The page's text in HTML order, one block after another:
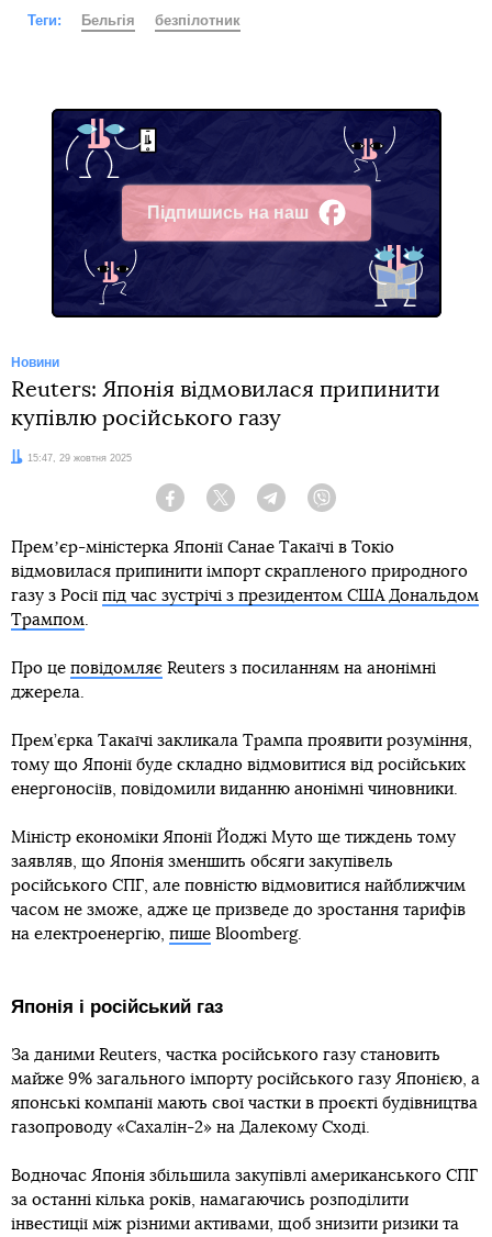
Теги: Бельгія безпілотник
Підпишись на наш
Facebook
Новини
Reuters: Японія відмовилася припинити
купівлю російського газу
Дата:15:47, 29 жовтня 2025
Facebook Twitter Telegram
Премʼєр-міністерка Японії Санае Такаїчі в Токіо
відмовилася припинити імпорт скрапленого природного
газу з Росії під час зустрічі з президентом США Дональдом
Трампом.
Про це повідомляє Reuters з посиланням на анонімні
джерела.
Прем’єрка Такаїчі закликала Трампа проявити розуміння,
тому що Японії буде складно відмовитися від російських
енергоносіїв, повідомили виданню анонімні чиновники.
Міністр економіки Японії Йоджі Муто ще тиждень тому
заявляв, що Японія зменшить обсяги закупівель
російського СПГ, але повністю відмовитися найближчим
часом не зможе, адже це призведе до зростання тарифів
на електроенергію, пише Bloomberg.
Японія і російський газ
За даними Reuters, частка російського газу становить
майже 9% загального імпорту російського газу Японією, а
японські компанії мають свої частки в проєкті будівництва
газопроводу «Сахалін-2» на Далекому Сході.
Водночас Японія збільшила закупівлі американського СПГ
за останні кілька років, намагаючись розподілити
інвестиції між різними активами, щоб знизити ризики та